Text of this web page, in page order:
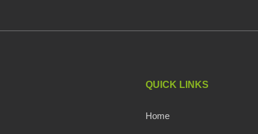
QUICK LINKS
Home